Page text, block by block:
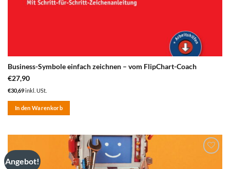
Business-Symbole einfach zeichnen – vom FlipChart-Coach
€27,90
€30,69inkl. USt.
In den Warenkorb
Angebot!